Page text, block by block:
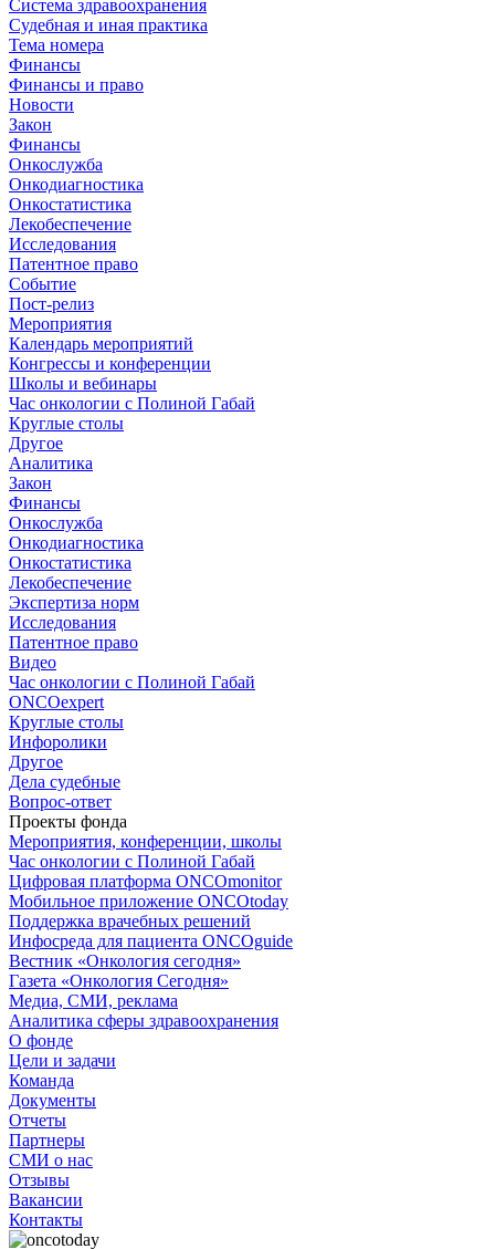
Система здравоохранения
Судебная и иная практика
Тема номера
Финансы
Финансы и право
Новости
Закон
Финансы
Онкослужба
Онкодиагностика
Онкостатистика
Лекобеспечение
Исследования
Патентное право
Событие
Пост-релиз
Мероприятия
Календарь мероприятий
Конгрессы и конференции
Школы и вебинары
Час онкологии с Полиной Габай
Круглые столы
Другое
Аналитика
Закон
Финансы
Онкослужба
Онкодиагностика
Онкостатистика
Лекобеспечение
Экспертиза норм
Исследования
Патентное право
Видео
Час онкологии с Полиной Габай
ONCOexpert
Круглые столы
Инфоролики
Другое
Дела судебные
Вопрос-ответ
Проекты фонда
Мероприятия, конференции, школы
Час онкологии с Полиной Габай
Цифровая платформа ONCOmonitor
Мобильное приложение ONCOtoday
Поддержка врачебных решений
Инфосреда для пациента ONCOguide
Вестник «Онкология сегодня»
Газета «Онкология Сегодня»
Медиа, СМИ, реклама
Аналитика сферы здравоохранения
О фонде
Цели и задачи
Команда
Документы
Отчеты
Партнеры
СМИ о нас
Отзывы
Вакансии
Контакты